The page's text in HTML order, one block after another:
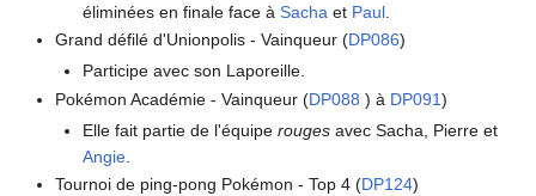
éliminées en finale face à Sacha et Paul.
Grand défilé d'Unionpolis - Vainqueur (DP086)
Participe avec son Laporeille.
Pokémon Académie - Vainqueur (DP088 ) à DP091)
Elle fait partie de l'équipe rougesavec Sacha, Pierre et
Angie.
Tournoi de ping-pong Pokémon - Top 4 (DP124)